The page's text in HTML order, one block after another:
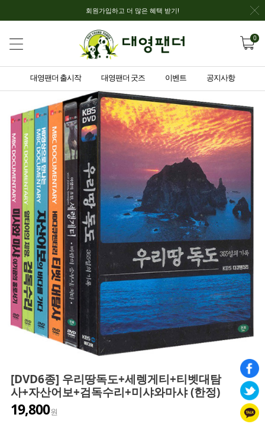
회원가입하고 더 많은 혜택 받기!
0
대영팬더 출시작 대영팬더 굿즈 이벤트 공지사항
[DVD6종] 우리땅독도+세렝게티+티벳대탐
사+자산어보+검독수리+미샤와마샤 (한정)
19,800원